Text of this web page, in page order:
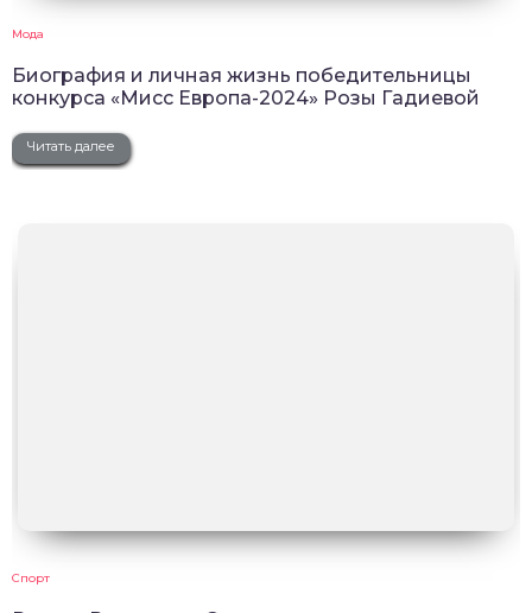
Мода
Биография и личная жизнь победительницы
конкурса «Мисс Европа-2024» Розы Гадиевой
Читать далее
Спорт